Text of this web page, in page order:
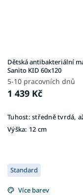
Dětská antibakteriální
Sanito KID 60x120
5-10 pracovních dnů
1 439 Kč
Tuhost: středně tvrdá,
Výška: 12 cm
Standard
Více barev